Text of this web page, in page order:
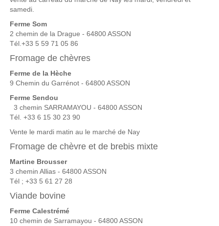
samedi.
Ferme Som
2 chemin de la Drague - 64800 ASSON
Tél.+33 5 59 71 05 86
Fromage de chèvres
Ferme de la Hèche
9 Chemin du Garrénot - 64800 ASSON
Ferme Sendou
3 chemin SARRAMAYOU - 64800 ASSON
Tél. +33 6 15 30 23 90
Vente le mardi matin au le marché de Nay
Fromage de chèvre et de brebis mixte
Martine Brousser
3 chemin Allias - 64800 ASSON
Tél ; +33 5 61 27 28
Viande bovine
Ferme Calestrémé
10 chemin de Sarramayou - 64800 ASSON